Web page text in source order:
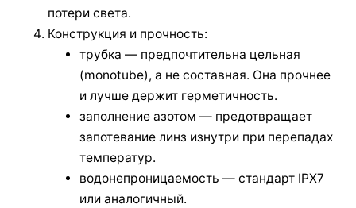
потери света.
Конструкция и прочность:
трубка — предпочтительна цельная
(monotube), а не составная. Она прочнее
и лучше держит герметичность.
заполнение азотом — предотвращает
запотевание линз изнутри при перепадах
температур.
водонепроницаемость — стандарт IPX7
или аналогичный.